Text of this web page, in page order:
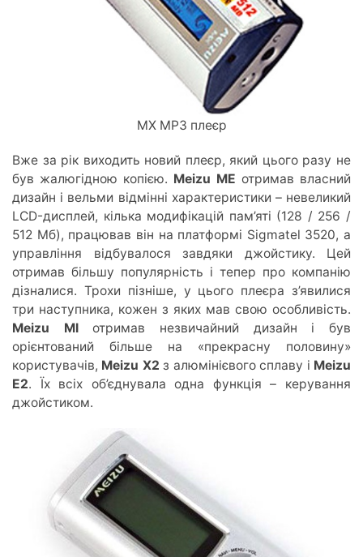
МХ MP3 плеєр
Вже за рік виходить новий плеєр, який цього разу не
був жалюгідною копією. Meizu МE отримав власний
дизайн і вельми відмінні характеристики – невеликий
LCD-дисплей, кілька модифікацій пам’яті (128 / 256 /
512 Мб), працював він на платформі Sigmatel 3520, а
управління відбувалося завдяки джойстику. Цей
отримав більшу популярність і тепер про компанію
дізналися. Трохи пізніше, у цього плеєра з’явилися
три наступника, кожен з яких мав свою особливість.
Meizu MIотримав незвичайний дизайн і був
орієнтований більше на «прекрасну половину»
користувачів, Meizu X2 з алюмінієвого сплаву і Meizu
E2. Їх всіх об’єднувала одна функція – керування
джойстиком.